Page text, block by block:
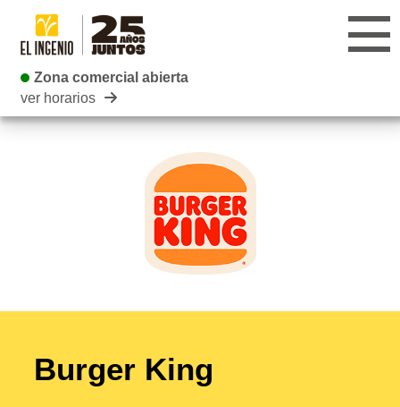
Zona comercial abierta
RESTAURANTES
Zona comercial abierta
ver horarios
Burger King